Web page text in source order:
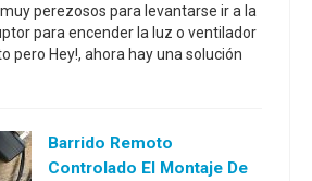
perezosos para levantarse ir a la
para encender la luz o ventilador
pero Hey!, ahora hay una solución
Barrido Remoto
Controlado El Montaje De